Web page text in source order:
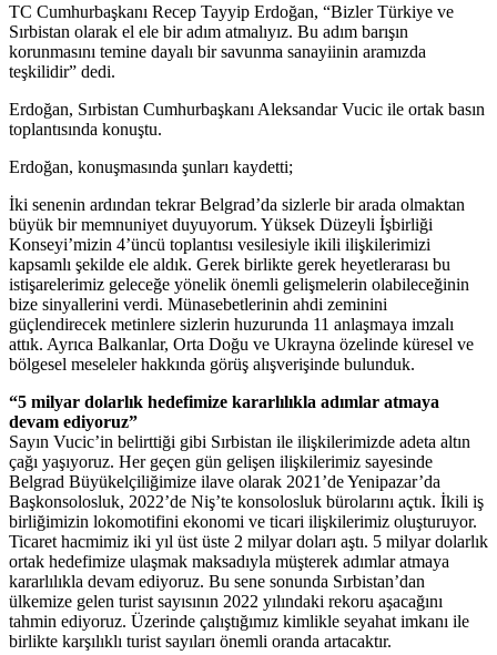
TC Cumhurbaşkanı Recep Tayyip Erdoğan, “Bizler Türkiye ve
Sırbistan olarak el ele bir adım atmalıyız. Bu adım barışın
korunmasını temine dayalı bir savunma sanayiinin aramızda
teşkilidir” dedi.
Erdoğan, Sırbistan Cumhurbaşkanı Aleksandar Vucic ile ortak basın
toplantısında konuştu.
Erdoğan, konuşmasında şunları kaydetti;
İki senenin ardından tekrar Belgrad’da sizlerle bir arada olmaktan
büyük bir memnuniyet duyuyorum. Yüksek Düzeyli İşbirliği
Konseyi’mizin 4’üncü toplantısı vesilesiyle ikili ilişkilerimizi
kapsamlı şekilde ele aldık. Gerek birlikte gerek heyetlerarası bu
istişarelerimiz geleceğe yönelik önemli gelişmelerin olabileceğinin
bize sinyallerini verdi. Münasebetlerinin ahdi zeminini
güçlendirecek metinlere sizlerin huzurunda 11 anlaşmaya imzalı
attık. Ayrıca Balkanlar, Orta Doğu ve Ukrayna özelinde küresel ve
bölgesel meseleler hakkında görüş alışverişinde bulunduk.
“5 milyar dolarlık hedefimize kararlılıkla adımlar atmaya
devam ediyoruz”
Sayın Vucic’in belirttiği gibi Sırbistan ile ilişkilerimizde adeta altın
çağı yaşıyoruz. Her geçen gün gelişen ilişkilerimiz sayesinde
Belgrad Büyükelçiliğimize ilave olarak 2021’de Yenipazar’da
Başkonsolosluk, 2022’de Niş’te konsolosluk bürolarını açtık. İkili iş
birliğimizin lokomotifini ekonomi ve ticari ilişkilerimiz oluşturuyor.
Ticaret hacmimiz iki yıl üst üste 2 milyar doları aştı. 5 milyar dolarlık
ortak hedefimize ulaşmak maksadıyla müşterek adımlar atmaya
kararlılıkla devam ediyoruz. Bu sene sonunda Sırbistan’dan
ülkemize gelen turist sayısının 2022 yılındaki rekoru aşacağını
tahmin ediyoruz. Üzerinde çalıştığımız kimlikle seyahat imkanı ile
birlikte karşılıklı turist sayıları önemli oranda artacaktır.